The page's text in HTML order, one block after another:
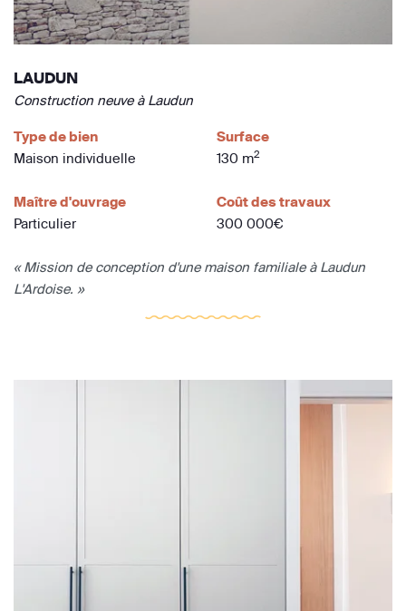
LAUDUN
Construction neuve à Laudun
Type de bien
Maison individuelle
Surface
130 m2
Maître d'ouvrage
Particulier
Coût des travaux
300 000€
« Mission de conception d'une maison familiale à Laudun
L'Ardoise. »